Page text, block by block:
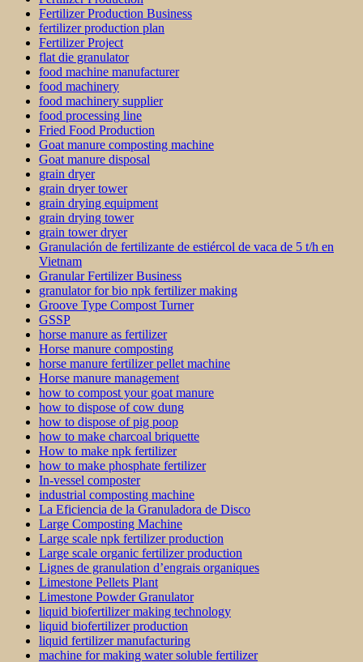
Fertilizer Production Business
fertilizer production plan
Fertilizer Project
flat die granulator
food machine manufacturer
food machinery
food machinery supplier
food processing line
Fried Food Production
Goat manure composting machine
Goat manure disposal
grain dryer
grain dryer tower
grain drying equipment
grain drying tower
grain tower dryer
Granulación de fertilizante de estiércol de vaca de 5 t/h en
Vietnam
Granular Fertilizer Business
granulator for bio npk fertilizer making
Groove Type Compost Turner
GSSP
horse manure as fertilizer
Horse manure composting
horse manure fertilizer pellet machine
Horse manure management
how to compost your goat manure
how to dispose of cow dung
how to dispose of pig poop
how to make charcoal briquette
How to make npk fertilizer
how to make phosphate fertilizer
In-vessel composter
industrial composting machine
La Eficiencia de la Granuladora de Disco
Large Composting Machine
Large scale npk fertilizer production
Large scale organic fertilizer production
Lignes de granulation d’engrais organiques
Limestone Pellets Plant
Limestone Powder Granulator
liquid biofertilizer making technology
liquid biofertilizer production
liquid fertilizer manufacturing
machine for making water soluble fertilizer